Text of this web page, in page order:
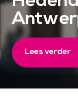
Lees verder